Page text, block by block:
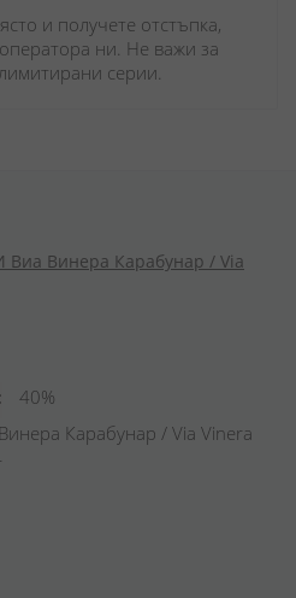
и получете отстъпка,
ни. Не важи за
серии.
Виа Винера Карабунар / Via
40%
Карабунар / Via Vinera